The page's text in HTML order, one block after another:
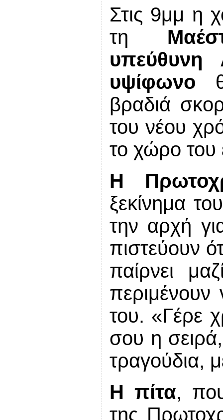
Στις 9μμ η
τη
υπεύθυνη
υψίφωνο
βραδιά
του νέου
το χώρο του
Η
ξεκίνημα
την αρχή
πιστεύουν
παίρνει
του. «Γέρε
σου η
τραγούδια,
Η πίτα,
της